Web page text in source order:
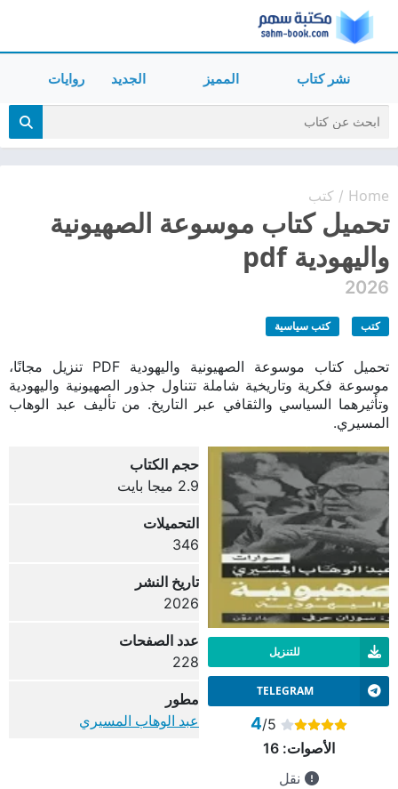
نشر كتاب المميز الجديد روايات
Home
/ كتب
تحميل كتاب موسوعة الصهيونية
واليهودية pdf
2026
كتب كتب سياسية
تحميل كتاب موسوعة الصهيونية واليهودية PDF تنزيل مجانًا،
موسوعة فكرية وتاريخية شاملة تتناول جذور الصهيونية واليهودية
وتأثيرهما السياسي والثقافي عبر التاريخ. من تأليف عبد الوهاب
المسيري.
للتنزيل
TELEGRAM
4/5
الأصوات:16
نقل
حجم الكتاب
2.9 ميجا بايت
التحميلات
346
تاريخ النشر
2026
عدد الصفحات
228
مطور
عبد الوهاب المسيري